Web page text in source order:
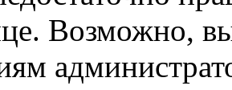
Возможно,